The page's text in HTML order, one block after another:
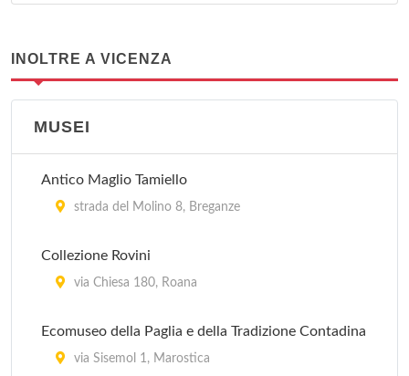
INOLTRE A VICENZA
MUSEI
Antico Maglio Tamiello
strada del Molino 8, Breganze
Collezione Rovini
via Chiesa 180, Roana
Ecomuseo della Paglia e della Tradizione Contadina
via Sisemol 1, Marostica